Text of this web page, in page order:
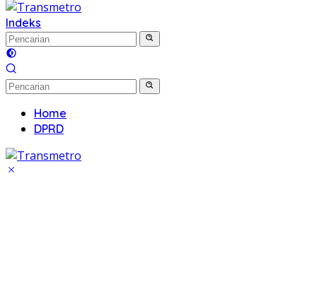
Indeks
Home
DPRD